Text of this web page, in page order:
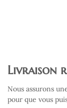
Livraison
Nous assurons
pour que vous